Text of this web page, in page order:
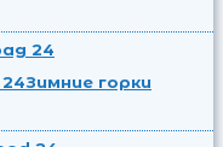
Зимние горки